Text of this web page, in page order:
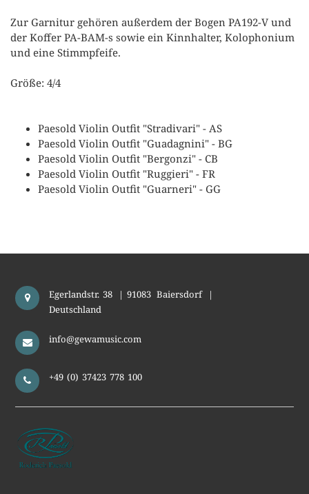
Zur Garnitur gehören außerdem der Bogen PA192-V und
der Koffer PA-BAM-s sowie ein Kinnhalter, Kolophonium
und eine Stimmpfeife.
Größe: 4/4
Paesold Violin Outfit "Stradivari" - AS
Paesold Violin Outfit "Guadagnini" - BG
Paesold Violin Outfit "Bergonzi" - CB
Paesold Violin Outfit "Ruggieri" - FR
Paesold Violin Outfit "Guarneri" - GG
Egerlandstr. 38 | 91083 Baiersdorf
|
Deutschland
info@gewamusic.com
+49 (0) 37423 778 100